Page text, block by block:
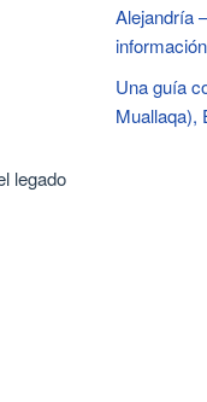
legado
Alejandría
Una guía
Muallaqa),